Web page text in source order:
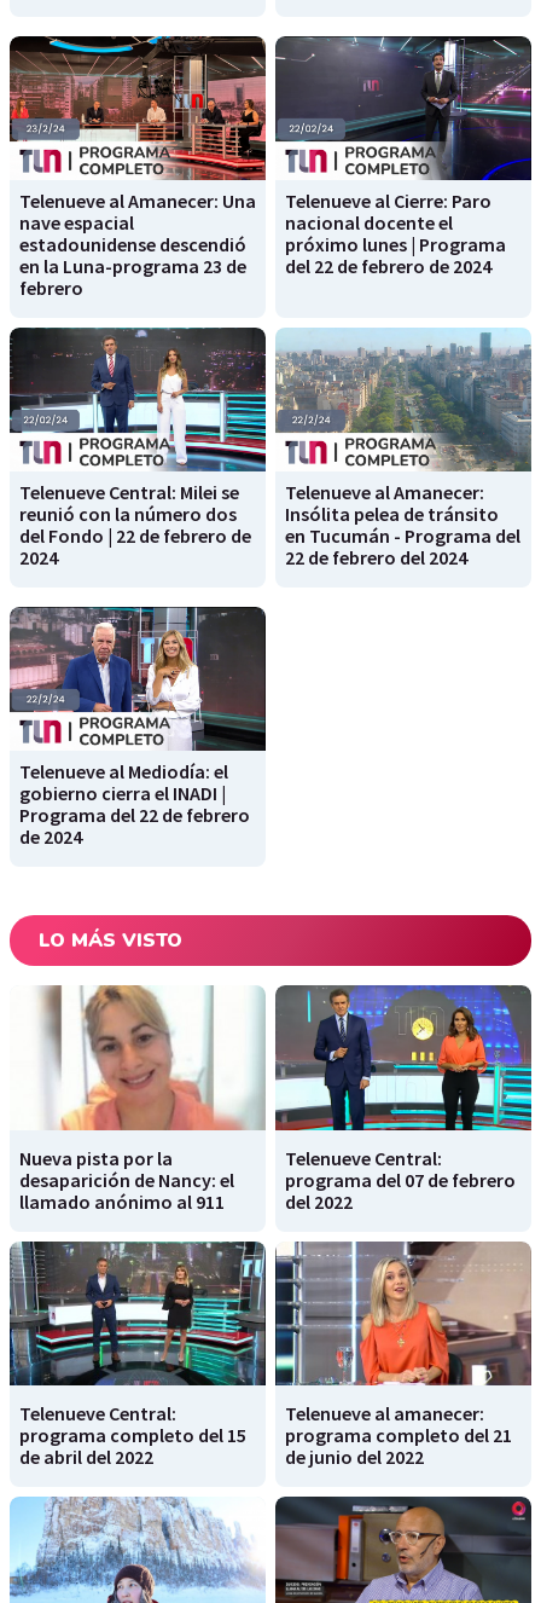
Telenueve al Amanecer: Una
nave espacial
estadounidense descendió
en la Luna-programa 23 de
febrero
Telenueve al Cierre: Paro
nacional docente el
próximo lunes | Programa
del 22 de febrero de 2024
Telenueve Central: Milei se
reunió con la número dos
del Fondo | 22 de febrero de
2024
Telenueve al Amanecer:
Insólita pelea de tránsito
en Tucumán - Programa del
22 de febrero del 2024
Telenueve al Mediodía: el
gobierno cierra el INADI |
Programa del 22 de febrero
de 2024
LO MÁS VISTO
Nueva pista por la
desaparición de Nancy: el
llamado anónimo al 911
Telenueve Central:
programa del 07 de febrero
del 2022
Telenueve Central:
programa completo del 15
de abril del 2022
Telenueve al amanecer:
programa completo del 21
de junio del 2022